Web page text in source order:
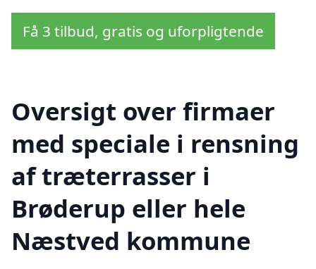
Få 3 tilbud, gratis og uforpligtende
Oversigt over firmaer
med speciale i rensning
af træterrasser i
Brøderup eller hele
Næstved kommune